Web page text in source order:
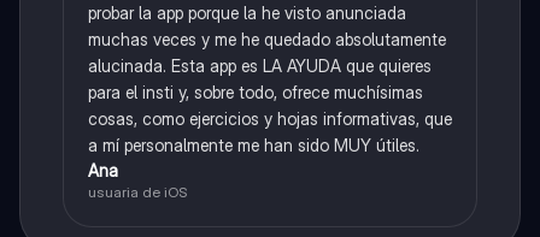
probar la app porque la he visto anunciada
muchas veces y me he quedado absolutamente
alucinada. Esta app es LA AYUDA que quieres
para el insti y, sobre todo, ofrece muchísimas
cosas, como ejercicios y hojas informativas, que
a mí personalmente me han sido MUY útiles.
Ana
usuaria de iOS